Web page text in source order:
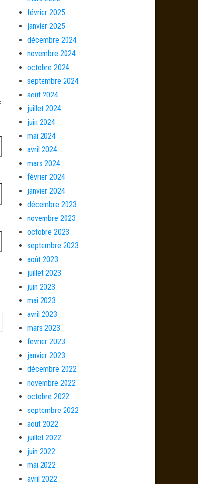
février 2025
janvier 2025
décembre 2024
novembre 2024
octobre 2024
septembre 2024
août 2024
juillet 2024
juin 2024
mai 2024
avril 2024
mars 2024
février 2024
janvier 2024
décembre 2023
novembre 2023
octobre 2023
septembre 2023
août 2023
juillet 2023
juin 2023
mai 2023
avril 2023
mars 2023
février 2023
janvier 2023
décembre 2022
novembre 2022
octobre 2022
septembre 2022
août 2022
juillet 2022
juin 2022
mai 2022
avril 2022